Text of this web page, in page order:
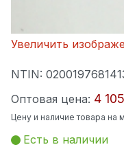
Увеличить
NTIN:
Оптовая цена: 4
Цену и наличие товара на
Есть в наличии